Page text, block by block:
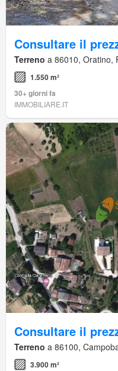
Consultare il
Terreno a 86010, Oratino,
1.550 m²
30+ giorni fa
IMMOBILIARE.IT
Consultare il
Terreno a 86100,
3.900 m²